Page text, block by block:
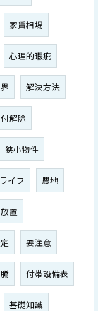
家賃相場
心理的瑕疵
解決方法
解除
狭小物件
イフ 農地
放置
要注意
付帯設備表
基礎知識